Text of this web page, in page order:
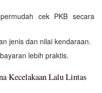
cek PKB secara
jenis dan nilai kendaraan.
lebih praktis.
Kecelakaan Lalu Lintas